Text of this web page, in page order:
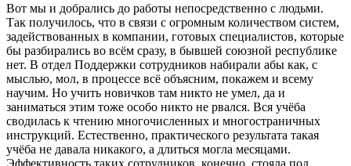
Вот мы и добрались до работы непосредственно с людьми.
Так получилось, что в связи с огромным количеством систем,
задействованных в компании, готовых специалистов, которые
бы разбирались во всём сразу, в бывшей союзной республике
нет. В отдел Поддержки сотрудников набирали абы как, с
мыслью, мол, в процессе всё объясним, покажем и всему
научим. Но учить новичков там никто не умел, да и
заниматься этим тоже особо никто не рвался. Вся учёба
сводилась к чтению многочисленных и многостраничных
инструкций. Естественно, практического результата такая
учёба не давала никакого, а длиться могла месяцами.
Эффективность таких сотрудников, конечно, стояла под